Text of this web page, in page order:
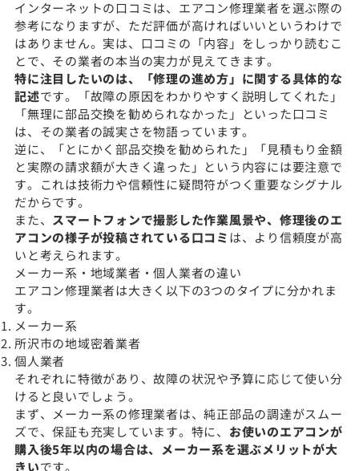
インターネットの口コミは、エアコン修理業者を選ぶ際の
参考になりますが、ただ評価が高ければいいというわけで
はありません。実は、口コミの「内容」をしっかり読むこ
とで、その業者の本当の実力が見えてきます。
特に注目したいのは、「修理の進め方」に関する具体的な
記述です。「故障の原因をわかりやすく説明してくれた」
「無理に部品交換を勧められなかった」といった口コミ
は、その業者の誠実さを物語っています。
逆に、「とにかく部品交換を勧められた」「見積もり金額
と実際の請求額が大きく違った」という内容には要注意で
す。これは技術力や信頼性に疑問符がつく重要なシグナル
だからです。
また、 スマートフォンで撮影した作業風景や、修理後のエ
アコンの様子が投稿されている口コミは、より信頼度が高
いと考えられます。
メーカー系・地域業者・個人業者の違い
エアコン修理業者は大きく以下の3つのタイプに分かれま
す。
メーカー系
所沢市の地域密着業者
個人業者
それぞれに特徴があり、故障の状況や予算に応じて使い分
けると良いでしょう。
まず、メーカー系の修理業者は、純正部品の調達がスムー
ズで、保証も充実しています。特に、 お使いのエアコンが
購入後5年以内の場合は、メーカー系を選ぶメリットが大
きいです。